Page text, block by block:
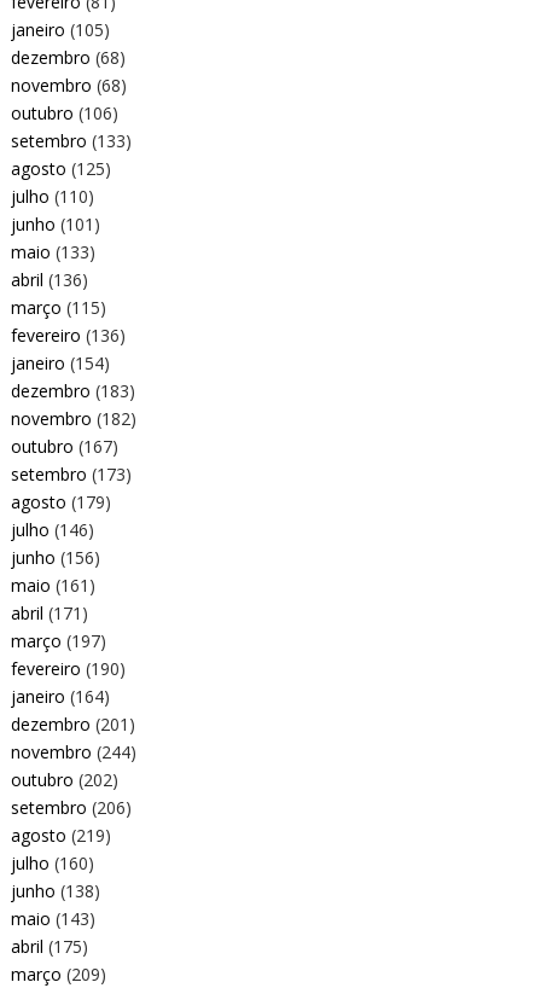
janeiro (105)
dezembro (68)
novembro (68)
outubro (106)
setembro (133)
agosto (125)
julho (110)
junho (101)
maio (133)
abril (136)
março (115)
fevereiro (136)
janeiro (154)
dezembro (183)
novembro (182)
outubro (167)
setembro (173)
agosto (179)
julho (146)
junho (156)
maio (161)
abril (171)
março (197)
fevereiro (190)
janeiro (164)
dezembro (201)
novembro (244)
outubro (202)
setembro (206)
agosto (219)
julho (160)
junho (138)
maio (143)
abril (175)
março (209)